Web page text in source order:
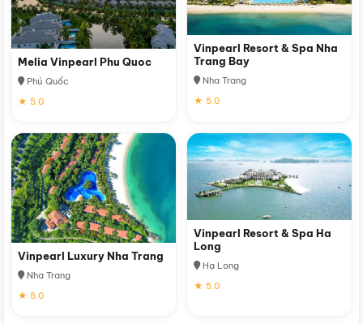
Melia Vinpearl Phu Quoc
Phú Quốc
★ 5.0
Vinpearl Resort & Spa Nha
Trang Bay
Nha Trang
★ 5.0
Vinpearl Luxury Nha Trang
Nha Trang
★ 5.0
Vinpearl Resort & Spa Ha
Long
Hạ Long
★ 5.0